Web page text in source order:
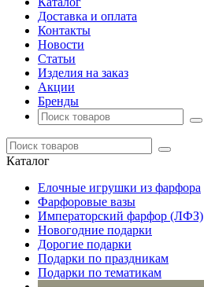
Доставка и оплата
Контакты
Новости
Статьи
Изделия на заказ
Акции
Бренды
Каталог
Елочные игрушки из фарфора
Фарфоровые вазы
Императорский фарфор (ЛФЗ)
Новогодние подарки
Дорогие подарки
Подарки по праздникам
Подарки по тематикам